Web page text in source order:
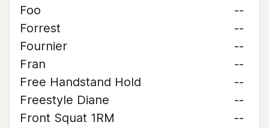
Foo
--
Forrest
--
Fournier
--
Fran
--
Free Handstand Hold
--
Freestyle Diane
--
Front Squat 1RM
--